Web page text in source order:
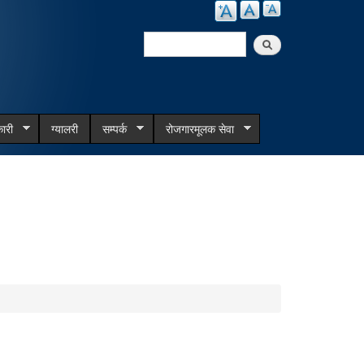
Search
ग्यालरी सम्पर्क रोजगारमूलक सेवा